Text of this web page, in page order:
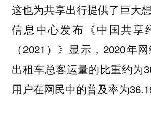
这也为共享出行提供了巨大
信息中心发布《中国共享
（2021）》显示，2020年
出租车总客运量的比重约为
用户在网民中的普及率为